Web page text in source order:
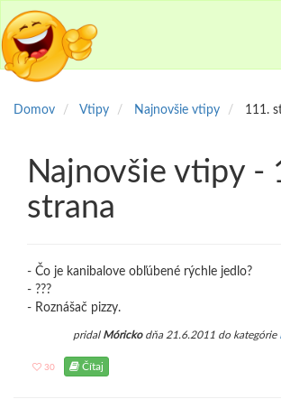
Domov Vtipy Najnovšie vtipy 111.
Najnovšie vtipy -
strana
- Čo je kanibalove obľúbené rýchle jedlo?
- ???
- Roznášač pizzy.
pridal Mórickodňa 21.6.2011 do kategórie
30 Čítaj